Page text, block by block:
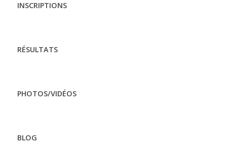
INSCRIPTIONS
RÉSULTATS
PHOTOS/VIDÉOS
BLOG